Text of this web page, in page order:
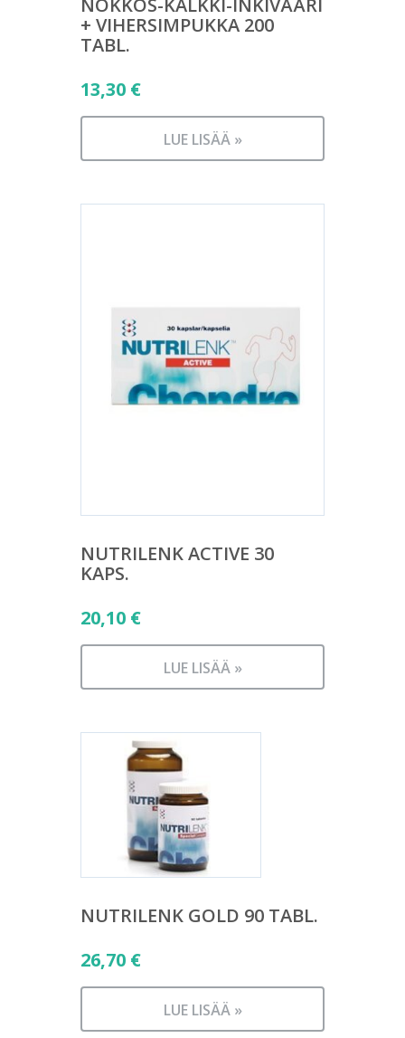
NOKKOS-KALKKI-INKIVÄÄRI
+ VIHERSIMPUKKA 200
TABL.
13,30 €
LUE LISÄÄ »
NUTRILENK ACTIVE 30
KAPS.
20,10 €
LUE LISÄÄ »
NUTRILENK GOLD 90 TABL.
26,70 €
LUE LISÄÄ »